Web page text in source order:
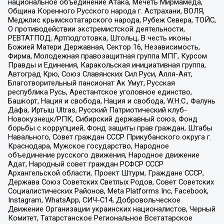
национальное объединение Атака, Мечеть Мирмамеда,
Община Коренного Русского народа г. Астрахани, ВОЛЯ,
Меджлис крымскотатарского народа, Рубеж Севера, ТОЙС,
О противодействии экстремистской деятельности,
РЕВТАТПОД, Артподготовка, Штольц, В честь иконы
Божией Матери Державная, Сектор 16, Независимость,
Фирма, Молодежная правозащитная группа МПГ, Курсом
Правды и Единения, Каракольская инициативная группа,
Автоград Крю, Союз Славянских Сил Руси, Алля-Аят,
Благотворительный пансионат Ак Умут, Русская
республика Русь, Арестантское уголовное единство,
Башкорт, Нация и свобода, Нация и свобода, W.H.С., Фалунь
Дафа, Иртыш Ultras, Русский Патриотический клуб-
Новокузнецк/РПК, Сибирский державный союз, Фонд
борьбы с коррупцией, Фонд защиты прав граждан, Штабы
Навального, Совет граждан СССР Прикубанского округа г.
Краснодара, Мужское государство, Народное
объединение русского движения, Народное движение
Адат, Народный совет граждан РСФСР СССР
Архангельской области, Проект Штурм, Граждане СССР,
Держава Союз Советских Светлых Родов, Совет Советских
Социалистических Районов, Meta Platforms Inc, Facebook,
Instagram, WhatsApp, СИЧ-С14, Добровольческое
Движение Организации украинских националистов, Черный
Комитет, Татарстанское Региональное Всетатарское